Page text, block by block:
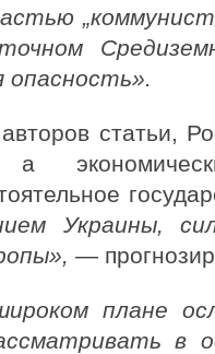
опасность».
статьи,
а
Украины,
—
плане
в